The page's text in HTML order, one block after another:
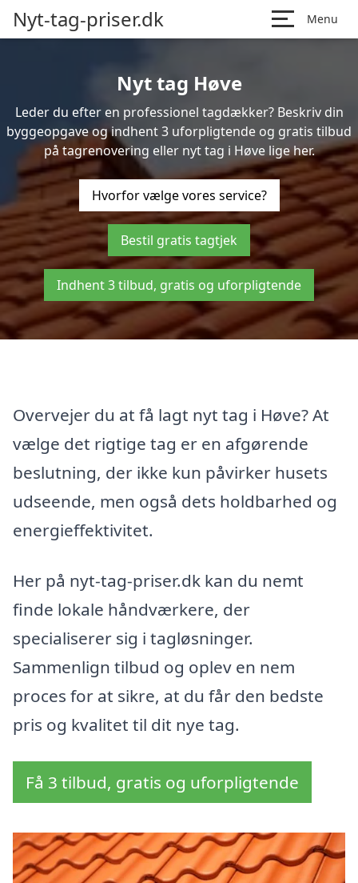
Nyt-tag-priser.dk Menu
Nyt tag Høve
Leder du efter en professionel tagdækker? Beskriv din
byggeopgave og indhent 3 uforpligtende og gratis tilbud
på tagrenovering eller nyt tag i Høve lige her.
Hvorfor vælge vores service?
Bestil gratis tagtjek
Indhent 3 tilbud, gratis og uforpligtende
Overvejer du at få lagt nyt tag i Høve? At
vælge det rigtige tag er en afgørende
beslutning, der ikke kun påvirker husets
udseende, men også dets holdbarhed og
energieffektivitet.
Her på nyt-tag-priser.dk kan du nemt
finde lokale håndværkere, der
specialiserer sig i tagløsninger.
Sammenlign tilbud og oplev en nem
proces for at sikre, at du får den bedste
pris og kvalitet til dit nye tag.
Få 3 tilbud, gratis og uforpligtende